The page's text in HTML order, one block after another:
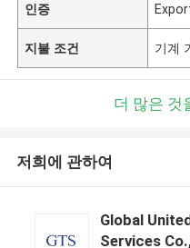
인증
지불 조건 기계
더 많은 것
저희에 관하여
Global
Services